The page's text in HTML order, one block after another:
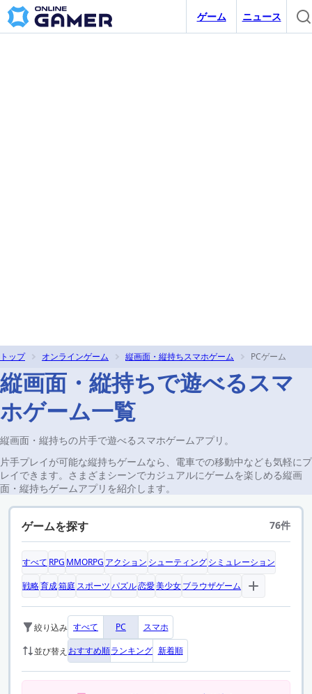
ゲーム ニュース
トップ オンラインゲーム 縦画面・縦持ちスマホゲーム PCゲーム
縦画面・縦持ちで遊べるスマ
ホゲーム一覧
縦画面・縦持ちの片手で遊べるスマホゲームアプリ。
片手プレイが可能な縦持ちゲームなら、電車での移動中なども気軽にプ
レイできます。さまざまシーンでカジュアルにゲームを楽しめる縦画
面・縦持ちゲームアプリを紹介します。
ゲームを探す 76件
すべて RPG MMORPG アクション シューティングシミュレーション
戦略育成箱庭 スポーツパズル恋愛美少女ブラウザゲーム
絞り込み すべて PC スマホ
並び替え おすすめ順ランキング 新着順